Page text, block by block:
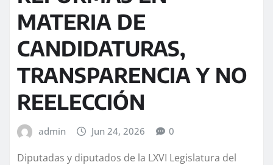
MATERIA DE
CANDIDATURAS,
TRANSPARENCIA Y NO
REELECCIÓN
admin Jun 24, 2026 0
Diputadas y diputados de la LXVI Legislatura del